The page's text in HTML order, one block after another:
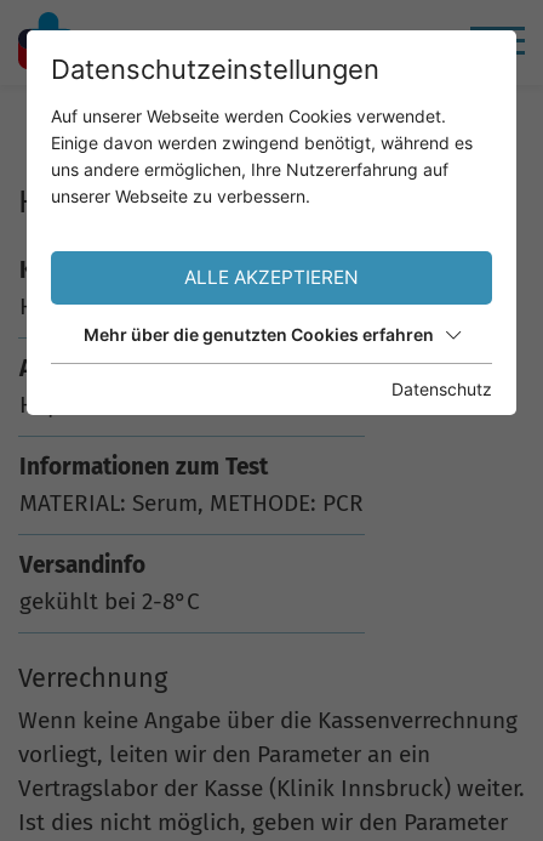
Home Service Analysenkatalog
Hep.A PCR
Kürzel
HAVPCR
Analyse
Hep.A PCR
Informationen zum Test
MATERIAL: Serum, METHODE: PCR
Versandinfo
gekühlt bei 2-8°C
Verrechnung
Wenn keine Angabe über die Kassenverrechnung
vorliegt, leiten wir den Parameter an ein
Vertragslabor der Kasse (Klinik Innsbruck) weiter.
Ist dies nicht möglich, geben wir den Parameter
Datenschutzeinstellungen
Auf unserer Webseite werden Cookies verwendet.
Einige davon werden zwingend benötigt, während es
uns andere ermöglichen, Ihre Nutzererfahrung auf
unserer Webseite zu verbessern.
ALLE AKZEPTIEREN
Mehr über die genutzten Cookies erfahren
Datenschutz